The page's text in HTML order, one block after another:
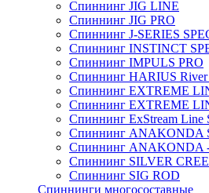
Спиннинг JIG LINE
Спиннинг JIG PRO
Спиннинг J-SERIES
Спиннинг INSTINCT
Спиннинг IMPULS PRO
Спиннинг HARIUS River
Спиннинг EXTREME
Спиннинг EXTREME
Спиннинг ExStream Line
Спиннинг ANAKONDA
Спиннинг ANAKONDA
Спиннинг SILVER
Спиннинг SIG ROD
Спиннинги многосоставные